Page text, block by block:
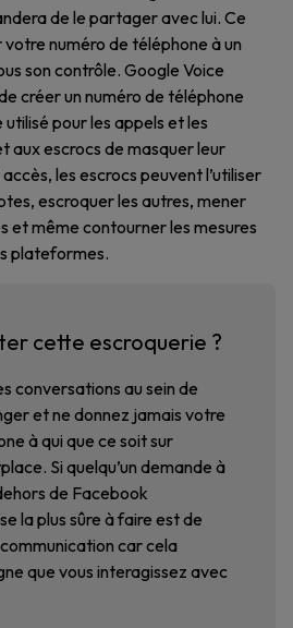
de le partager avec lui. Ce
votre numéro de téléphone à un
son contrôle. Google Voice
créer un numéro de téléphone
pour les appels et les
aux escrocs de masquer leur
les escrocs peuvent l’utiliser
escroquer les autres, mener
et même contourner les mesures
plateformes.
cette escroquerie ?
conversations au sein de
et ne donnez jamais votre
à qui que ce soit sur
Si quelqu’un demande à
de Facebook
la plus sûre à faire est de
car cela
que vous interagissez avec